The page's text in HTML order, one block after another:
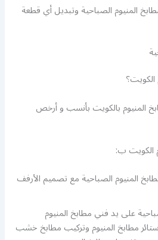
المنيوم الصباحية وتبديل أي قطعة
المنيوم بالكويت بأنسب و أرخص
الكويت ب:
المنيوم الصباحية مع تصميم الأرفف
على يد فني مطابخ المنيوم
مطابخ المنيوم وتركيب مطابخ خشب